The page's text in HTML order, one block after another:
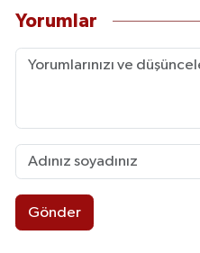
Yorumlar
Gönder